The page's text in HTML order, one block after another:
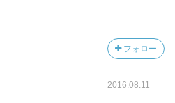
フォロー
2016.08.11